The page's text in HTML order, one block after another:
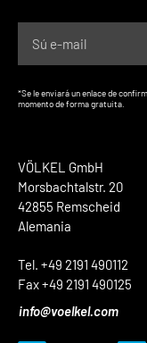
VÖLKEL GmbH
Morsbachtalstr. 20
42855 Remscheid
Alemania
Tel. +49 2191 490112
Fax +49 2191 490125
info@voelkel.com
*Se le enviará un enlace de
momento de forma gratuita.